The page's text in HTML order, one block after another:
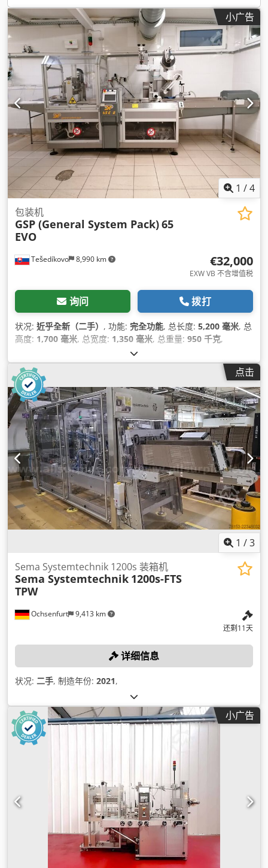
小广告
1 /4
Tešedíkovo 8,990 km
包装机
GSP (General System Pack)65
EVO
€32,000
EXW VB 不含增值税
询问 拨打
状况: 近乎全新（二手） , 功能: 完全功能, 总长度: 5,200 毫米, 总
高度: 1,700 毫米, 总宽度: 1,350 毫米, 总重量: 950 千克,
点击
1 /3
Ochsenfurt 9,413 km
Sema Systemtechnik 1200s 装箱机
Sema Systemtechnik 1200s-FTS
TPW
还剩11天
详细信息
状况: 二手, 制造年份: 2021,
小广告